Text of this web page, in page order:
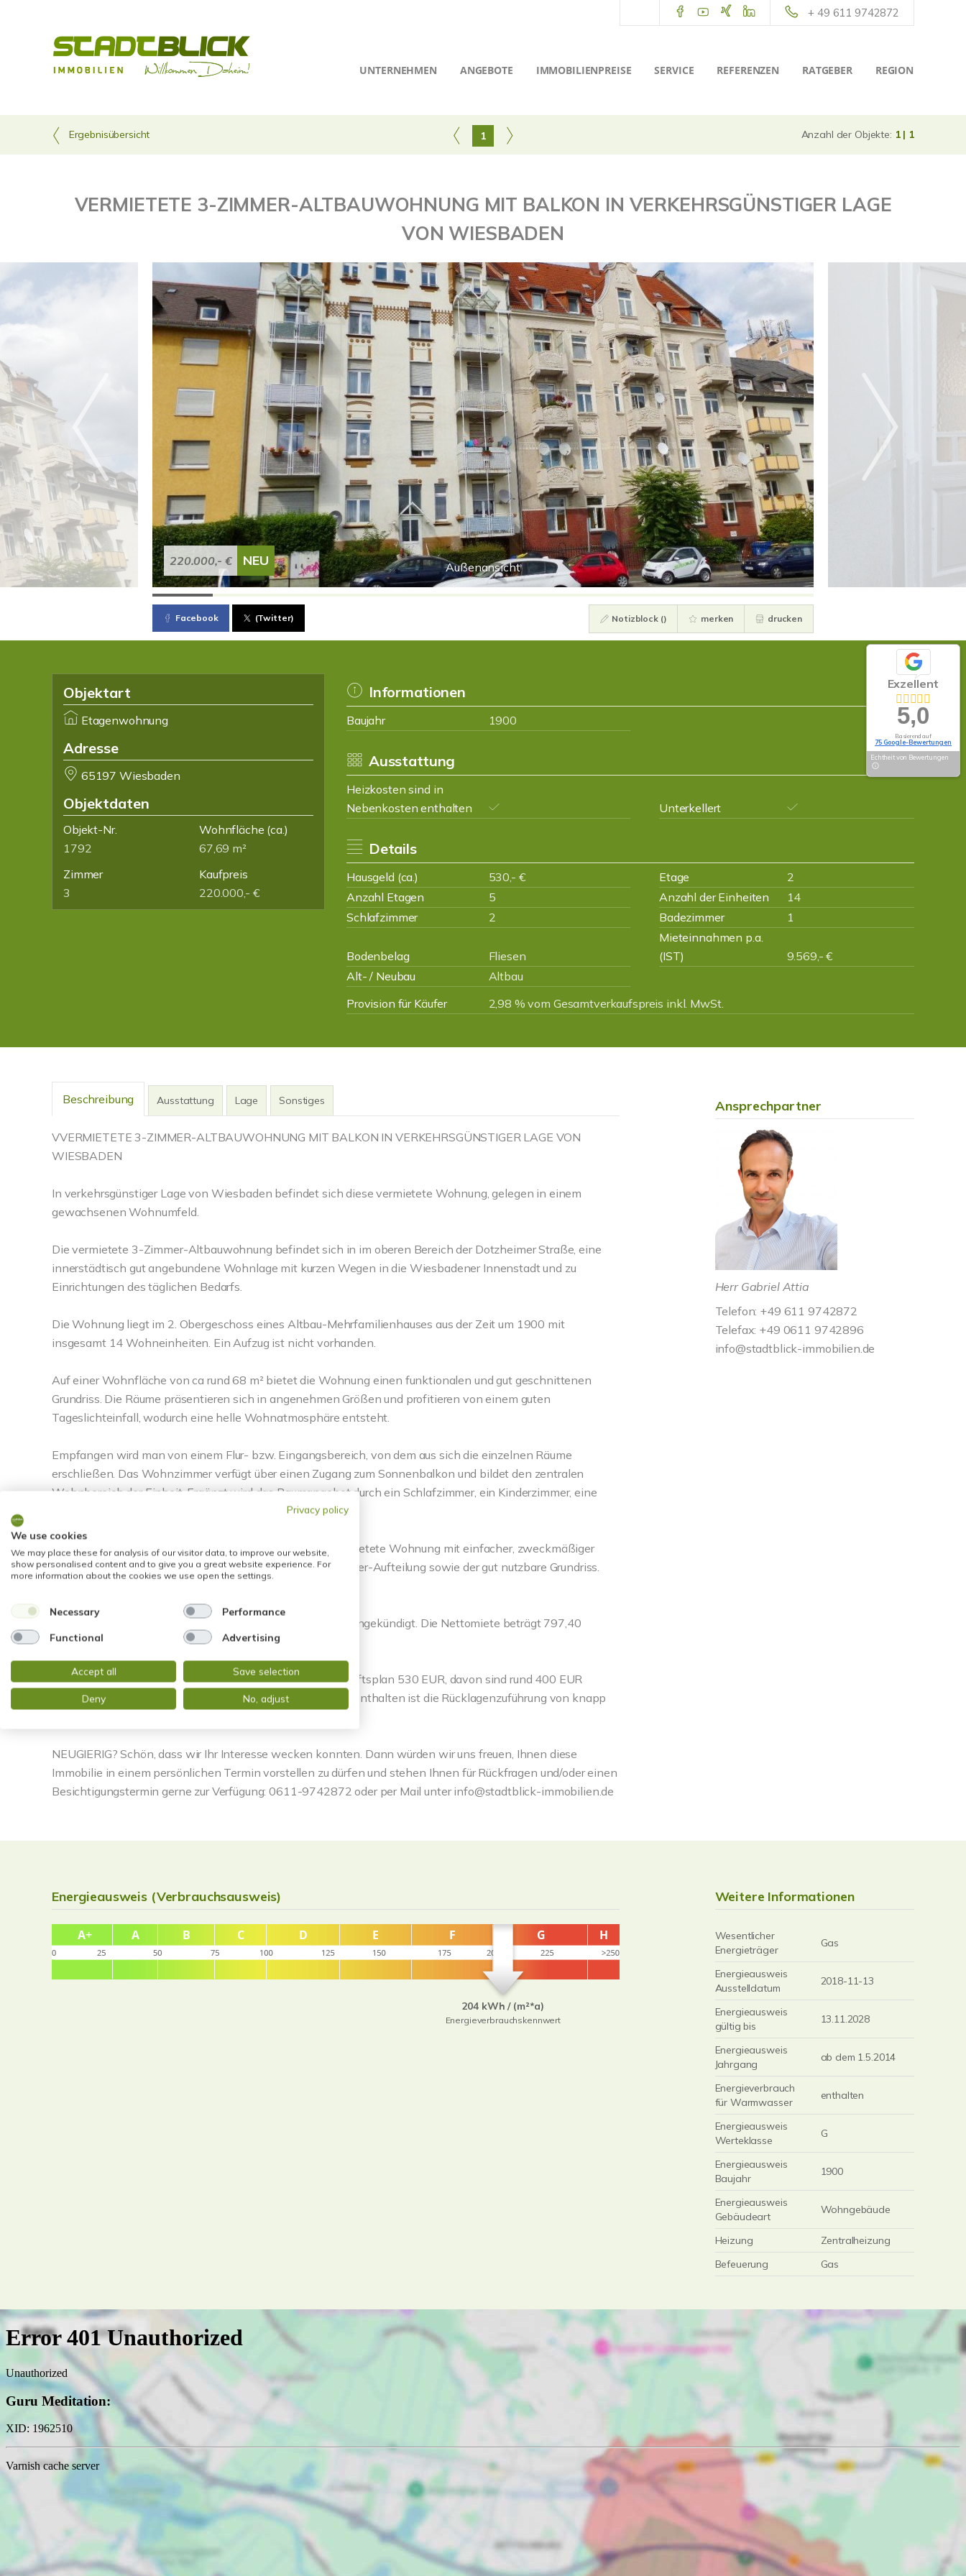
+ 49 611 9742872
UNTERNEHMEN ANGEBOTE IMMOBILIENPREISE SERVICE REFERENZEN RATGEBER REGION
Ergebnisübersicht 1 Anzahl der Objekte: 1 | 1
VERMIETETE 3-ZIMMER-ALTBAUWOHNUNG MIT BALKON IN VERKEHRSGÜNSTIGER LAGE
VON WIESBADEN
Außenansicht
220.000,- € NEU
Facebook (Twitter) Notizblock () merken drucken
Objektart
Etagenwohnung
Adresse
65197 Wiesbaden
Objektdaten
Objekt-Nr.
1792
Wohnfläche (ca.)
67,69 m²
Zimmer
3
Kaufpreis
220.000,- €
Informationen
Baujahr 1900
Ausstattung
Heizkosten sind in
Nebenkosten enthalten
Unterkellert
Details
Hausgeld (ca.) 530,- € Etage
2
Anzahl Etagen
5 Anzahl der Einheiten
14
Schlafzimmer
2 Badezimmer 1
Bodenbelag Fliesen
Mieteinnahmen p.a.
(IST)
9.569,- €
Alt- / Neubau
Altbau
Provision für Käufer
2,98 % vom Gesamtverkaufspreis inkl. MwSt.
Beschreibung Ausstattung Lage Sonstiges
VVERMIETETE 3-ZIMMER-ALTBAUWOHNUNG MIT BALKON IN VERKEHRSGÜNSTIGER LAGE VON
WIESBADEN
In verkehrsgünstiger Lage von Wiesbaden befindet sich diese vermietete Wohnung, gelegen in einem
gewachsenen Wohnumfeld.
Die vermietete 3-Zimmer-Altbauwohnung befindet sich in im oberen Bereich der Dotzheimer Straße, eine
innerstädtisch gut angebundene Wohnlage mit kurzen Wegen in die Wiesbadener Innenstadt und zu
Einrichtungen des täglichen Bedarfs.
Die Wohnung liegt im 2. Obergeschoss eines Altbau-Mehrfamilienhauses aus der Zeit um 1900 mit
insgesamt 14 Wohneinheiten. Ein Aufzug ist nicht vorhanden.
Auf einer Wohnfläche von ca rund 68 m² bietet die Wohnung einen funktionalen und gut geschnittenen
Grundriss. Die Räume präsentieren sich in angenehmen Größen und profitieren von einem guten
Tageslichteinfall, wodurch eine helle Wohnatmosphäre entsteht.
Empfangen wird man von einem Flur- bzw. Eingangsbereich, von dem aus sich die einzelnen Räume
erschließen. Das Wohnzimmer verfügt über einen Zugang zum Sonnenbalkon und bildet den zentralen
Wohnbereich der Einheit. Ergänzt wird das Raumangebot durch ein Schlafzimmer, ein Kinderzimmer, eine
Bei der angebotenen Einheit handelt es sich um eine vermietete Wohnung mit einfacher, zweckmäßiger
Ausstattung. Im Vordergrund stehen die praktische 3-Zimmer-Aufteilung sowie der gut nutzbare Grundriss.
ZAHLEN & FAKTEN:
Die Wohnung ist aktuell vermietet. Das Mietverhältnis ist ungekündigt. Die Nettomiete beträgt 797,40
(Jahresnettomiete rd. 9.569 EUR).
Das monatliche Hausgeld beträgt gem. aktuellem Wirtschaftsplan 530 EUR, davon sind rund 400 EUR
umlagefähig und rund 130 EUR nicht umlagefähig; bereits enthalten ist die Rücklagenzuführung von knapp
NEUGIERIG? Schön, dass wir Ihr Interesse wecken konnten. Dann würden wir uns freuen, Ihnen diese
Immobilie in einem persönlichen Termin vorstellen zu dürfen und stehen Ihnen für Rückfragen und/oder einen
Besichtigungstermin gerne zur Verfügung: 0611-9742872 oder per Mail unter info@stadtblick-immobilien.de
Ansprechpartner
Herr Gabriel Attia
Telefon: +49 611 9742872
Telefax: +49 0611 9742896
info@stadtblick-immobilien.de
Energieausweis (Verbrauchsausweis)
204 kWh / (m²*a)
Energieverbrauchskennwert
Weitere Informationen
Wesentlicher
Energieträger
Gas
Energieausweis
Ausstelldatum
2018-11-13
Energieausweis
gültig bis
13.11.2028
Energieausweis
Jahrgang
ab dem 1.5.2014
Energieverbrauch
für Warmwasser
enthalten
Energieausweis
Werteklasse
G
Energieausweis
Baujahr
1900
Energieausweis
Gebäudeart
Wohngebäude
Heizung
Zentralheizung
Befeuerung
Gas
Exzellent
5,0
Basierend auf
75 Google-Bewertungen
Echtheit von Bewertungen
Privacy policy
We use cookies
We may place these for analysis of our visitor data, to improve our website,
show personalised content and to give you a great website experience. For
more information about the cookies we use open the settings.
Necessary Performance
Functional Advertising
Accept all Save selection
Deny No, adjust